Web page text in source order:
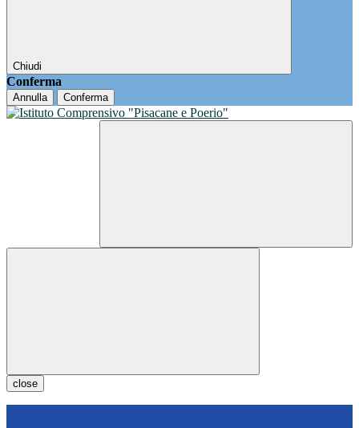
Chiudi
Conferma
Annulla Conferma
close